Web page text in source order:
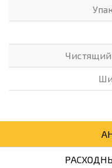
Чистящий